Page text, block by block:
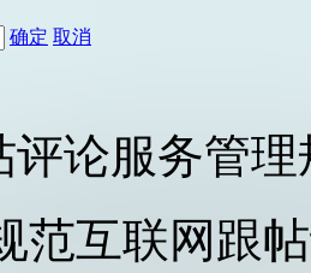
确定 取消
评论服务管理
范互联网跟